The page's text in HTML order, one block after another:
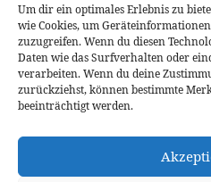
Um dir ein optimales Erlebnis zu
wie Cookies, um
zuzugreifen. Wenn du diesen
Daten wie das Surfverhalten oder
verarbeiten. Wenn du deine
zurückziehst, können bestimmte
beeinträchtigt werden.
Videoaufnahmen Tipps
Videoeffekte Vlogit YouTube-
Cookie